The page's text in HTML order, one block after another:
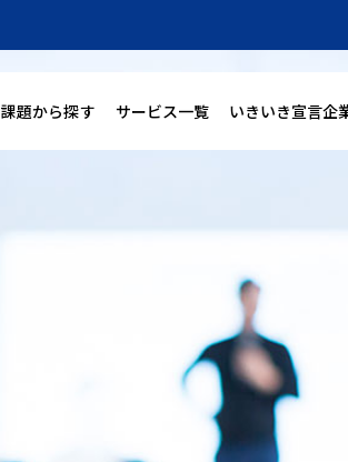
課題から探す サービス一覧 いきいき宣言企